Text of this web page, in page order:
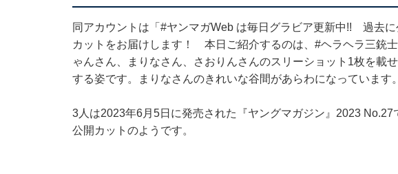
同アカウントは「#ヤンマガWeb は毎日グラビア更新中!! 過去
カットをお届けします！ 本日ご紹介するのは、#ヘラヘラ三銃
ゃんさん、まりなさん、さおりんさんのスリーショット1枚を載
する姿です。まりなさんのきれいな谷間があらわになっています
3人は2023年6月5日に発売された『ヤングマガジン』2023
公開カットのようです。